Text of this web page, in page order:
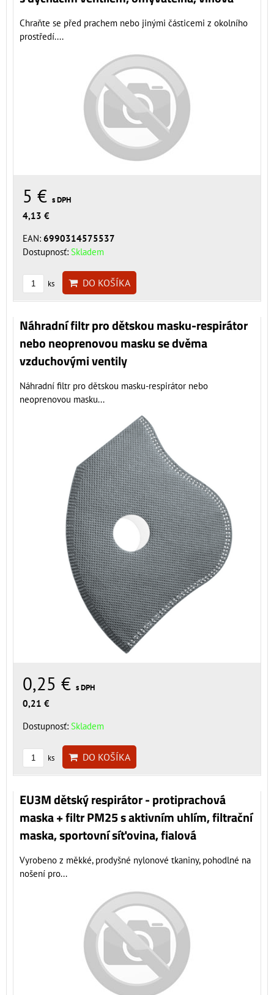
Chraňte se před prachem nebo jinými částicemi z okolního
prostředí....
5 € s DPH
4,13 €
EAN: 6990314575537
Dostupnosť: Skladem
ks DO KOŠÍKA
Náhradní filtr pro dětskou masku-respirátor
nebo neoprenovou masku se dvěma
vzduchovými ventily
Náhradní filtr pro dětskou masku-respirátor nebo
neoprenovou masku...
0,25 € s DPH
0,21 €
Dostupnosť: Skladem
ks DO KOŠÍKA
EU3M dětský respirátor - protiprachová
maska + filtr PM25 s aktivním uhlím, filtrační
maska, sportovní síťovina, fialová
Vyrobeno z měkké, prodyšné nylonové tkaniny, pohodlné na
nošení pro...